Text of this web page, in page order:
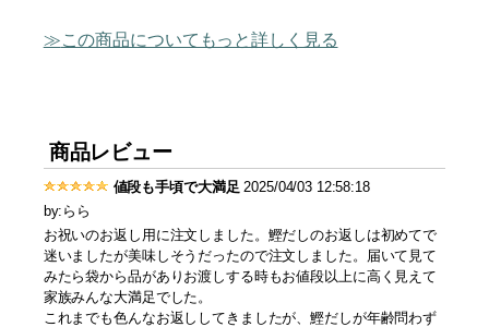
この商品についてもっと詳しく見る
商品レビュー
値段も手頃で大満足2025/04/03 12:58:18
by:らら
お祝いのお返し用に注文しました。鰹だしのお返しは初めてで
迷いましたが美味しそうだったので注文しました。届いて見て
みたら袋から品がありお渡しする時もお値段以上に高く見えて
家族みんな大満足でした。
これまでも色んなお返ししてきましたが、鰹だしが年齢問わず